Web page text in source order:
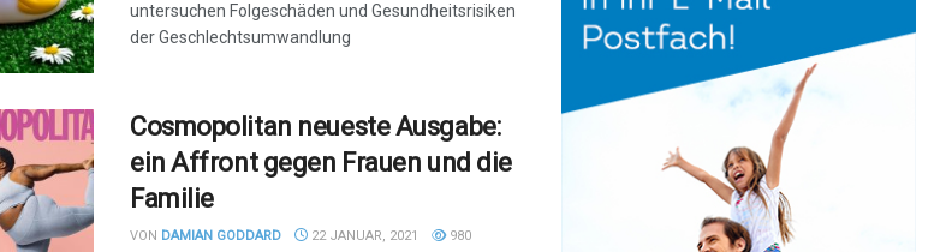
untersuchen Folgeschäden und Gesundheitsrisiken
der Geschlechtsumwandlung
Cosmopolitan neueste Ausgabe:
ein Affront gegen Frauen und die
Familie
VON DAMIAN GODDARD 22 JANUAR, 2021 980